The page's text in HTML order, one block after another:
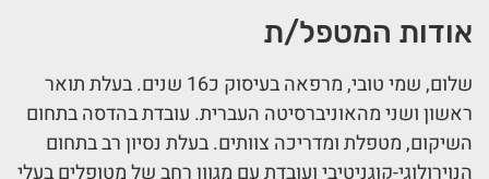
אודות המטפל/ת
שלום, שמי טובי, מרפאה בעיסוק כ16 שנים. בעלת תואר
ראשון ושני מהאוניברסיטה העברית. עובדת בהדסה בתחום
השיקום, מטפלת ומדריכה צוותים. בעלת נסיון רב בתחום
הנוירולוגי-קוגניטיבי ועובדת עם מגוון רחב של מטופלים בעלי